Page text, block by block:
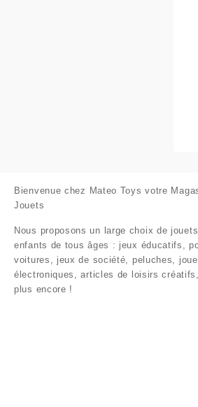
Bienvenue chez Mateo Toys votre
Jouets
Nous proposons un large choix de
enfants de tous âges : jeux éducatifs,
voitures, jeux de société, peluches,
électroniques, articles de loisirs
plus encore !